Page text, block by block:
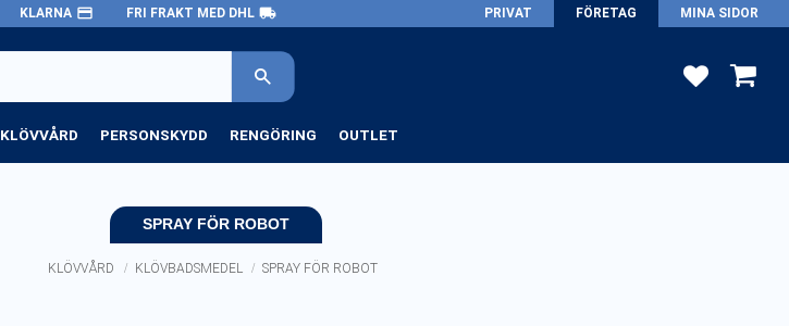
KLARNA payment FRI FRAKT MED DHL local_shipping PRIVAT FÖRETAG MINA SIDOR
FAVORITER
KLÖVVÅRD PERSONSKYDD RENGÖRING OUTLET
SPRAY FÖR ROBOT
KLÖVVÅRD KLÖVBADSMEDEL SPRAY FÖR ROBOT